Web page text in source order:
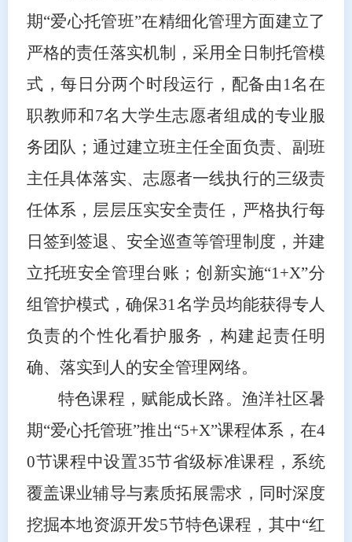
期“爱心托管班”在精细化管理方面建立了
严格的责任落实机制，采用全日制托管模
式，每日分两个时段运行，配备由1名在
职教师和7名大学生志愿者组成的专业服
务团队；通过建立班主任全面负责、副班
主任具体落实、志愿者一线执行的三级责
任体系，层层压实安全责任，严格执行每
日签到签退、安全巡查等管理制度，并建
立托班安全管理台账；创新实施“1+X”分
组管护模式，确保31名学员均能获得专人
负责的个性化看护服务，构建起责任明
确、落实到人的安全管理网络。
特色课程，赋能成长路。渔洋社区暑
期“爱心托管班”推出“5+X”课程体系，在4
0节课程中设置35节省级标准课程，系统
覆盖课业辅导与素质拓展需求，同时深度
挖掘本地资源开发5节特色课程，其中“红